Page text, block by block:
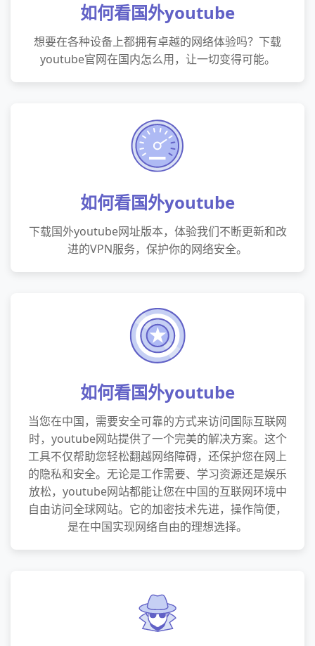
如何看国外youtube
想要在各种设备上都拥有卓越的网络体验吗？下载
youtube官网在国内怎么用，让一切变得可能。
如何看国外youtube
下载国外youtube网址版本，体验我们不断更新和改
进的VPN服务，保护你的网络安全。
如何看国外youtube
当您在中国，需要安全可靠的方式来访问国际互联网
时，youtube网站提供了一个完美的解决方案。这个
工具不仅帮助您轻松翻越网络障碍，还保护您在网上
的隐私和安全。无论是工作需要、学习资源还是娱乐
放松，youtube网站都能让您在中国的互联网环境中
自由访问全球网站。它的加密技术先进，操作简便，
是在中国实现网络自由的理想选择。